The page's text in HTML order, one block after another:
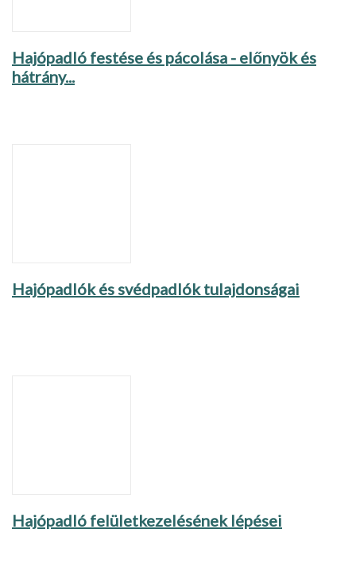
Hajópadló festése és pácolása - előnyök és
hátrány...
Hajópadlók és svédpadlók tulajdonságai
Hajópadló felületkezelésének lépései